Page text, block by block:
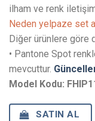
ilham ve renk
Neden yelpaze set
Diğer ürünlere göre
• Pantone Spot
mevcuttur.
Model Kodu:
SATIN AL